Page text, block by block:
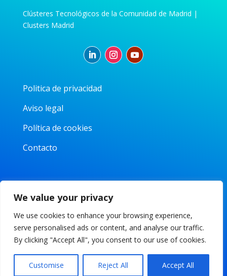
We value your privacy
We use cookies to enhance your browsing experience,
serve personalised ads or content, and analyse our traffic.
By clicking "Accept All", you consent to our use of cookies.
Customise Reject All Accept All
Clústeres Tecnológicos de la Comunidad de Madrid |
Clusters Madrid
Politica de privacidad
Aviso legal
Política de cookies
Contacto
Av. Gregorio Peces-Barba, 1
28919 Leganés, Madrid
info@iaclustermadrid.org